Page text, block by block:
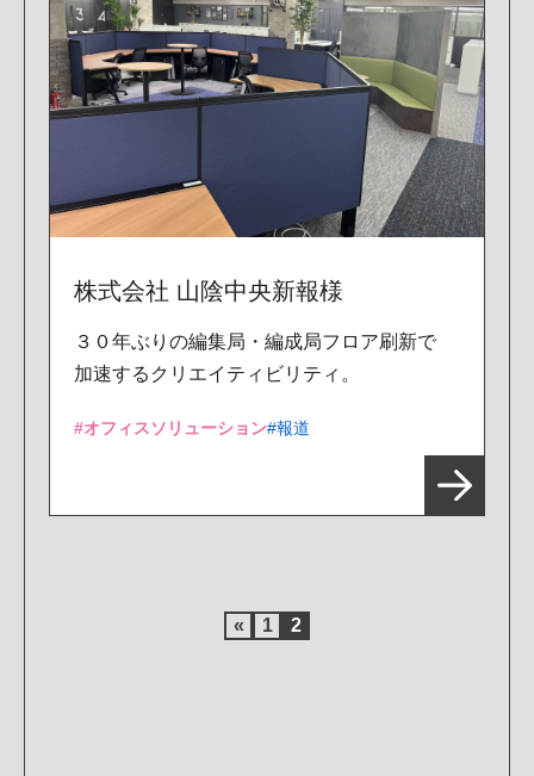
株式会社 山陰中央新報様
３０年ぶりの編集局・編成局フロア刷新で
加速するクリエイティビリティ。
オフィスソリューション 報道
« 1 2